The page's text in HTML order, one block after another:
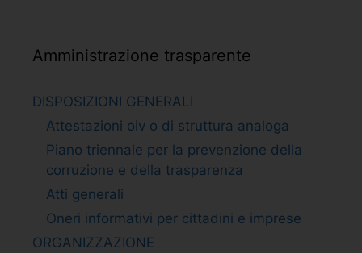
Amministrazione trasparente
DISPOSIZIONI GENERALI
Attestazioni oiv o di struttura analoga
Piano triennale per la prevenzione della
corruzione e della trasparenza
Atti generali
Oneri informativi per cittadini e imprese
ORGANIZZAZIONE